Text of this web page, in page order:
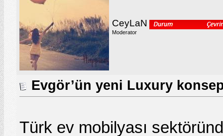
CeyLaN
Moderator
Evgör’ün yeni Luxury
Türk ev mobilyası